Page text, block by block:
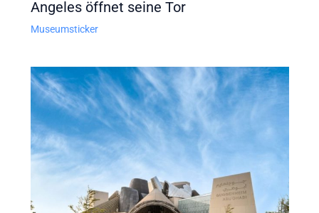
Angeles öffnet seine Tor
Museumsticker